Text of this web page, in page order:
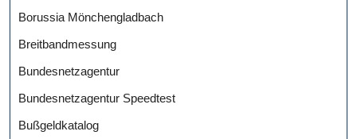
Borussia Mönchengladbach
Breitbandmessung
Bundesnetzagentur
Bundesnetzagentur Speedtest
Bußgeldkatalog